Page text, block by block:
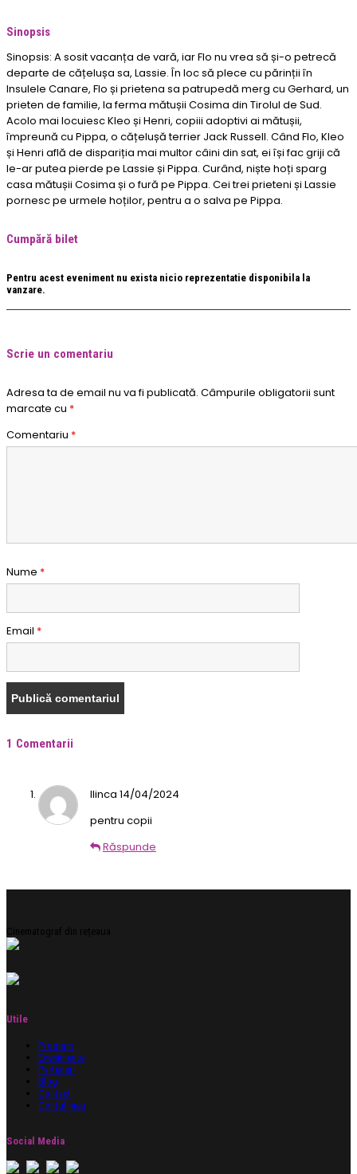
Sinopsis
Sinopsis: A sosit vacanța de vară, iar Flo nu vrea să și-o petrecă
departe de cățelușa sa, Lassie. În loc să plece cu părinții în
Insulele Canare, Flo și prietena sa patrupedă merg cu Gerhard, un
prieten de familie, la ferma mătușii Cosima din Tirolul de Sud.
Acolo mai locuiesc Kleo și Henri, copiii adoptivi ai mătușii,
împreună cu Pippa, o cățelușă terrier Jack Russell. Când Flo, Kleo
și Henri află de dispariția mai multor câini din sat, ei își fac griji că
le-ar putea pierde pe Lassie și Pippa. Curând, niște hoți sparg
casa mătușii Cosima și o fură pe Pippa. Cei trei prieteni și Lassie
pornesc pe urmele hoților, pentru a o salva pe Pippa.
Cumpără bilet
Pentru acest eveniment nu exista nicio reprezentatie disponibila la
vanzare.
Scrie un comentariu
Adresa ta de email nu va fi publicată. Câmpurile obligatorii sunt
marcate cu *
Comentariu *
Nume *
Email *
1 Comentarii
Ilinca 14/04/2024
pentru copii
Răspunde
Cinematograf din rețeaua
Utile
Program
Evenimente
Parteneri
Blog
Contact
Contul meu
Social Media